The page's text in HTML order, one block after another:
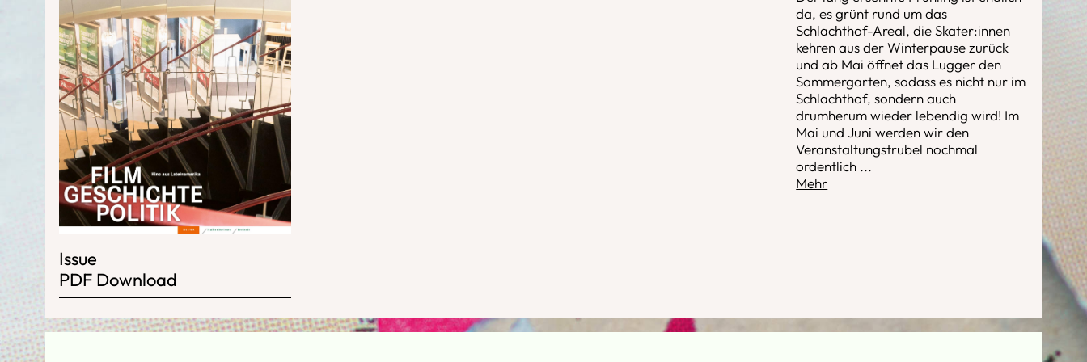
Issue
PDF Download
da, es grünt rund um das
Schlachthof-Areal, die Skater:innen
kehren aus der Winterpause zurück
und ab Mai öffnet das Lugger den
Sommergarten, sodass es nicht nur im
Schlachthof, sondern auch
drumherum wieder lebendig wird! Im
Mai und Juni werden wir den
Veranstaltungstrubel nochmal
ordentlich ...
Mehr